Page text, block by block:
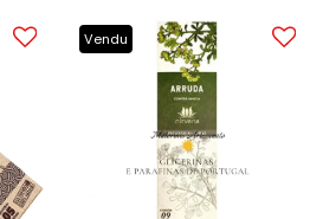
[...]
Vendu